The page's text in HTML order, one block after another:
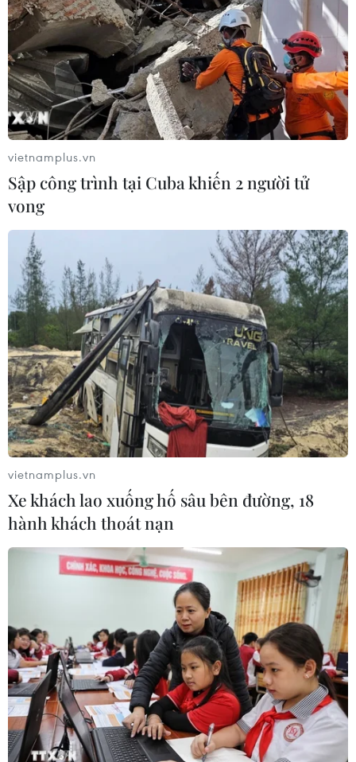
Chuyên gia quốc tế đánh giá tích cực
về tiền đồng của Việt Nam
Phép thử sức chống chịu của kinh tế
ASEAN
07/08/2026 12:35
vietnamplus.vn
Sập công trình tại Cuba khiến 2 người tử
vong
vietnamplus.vn
Xe khách lao xuống hố sâu bên đường, 18
hành khách thoát nạn